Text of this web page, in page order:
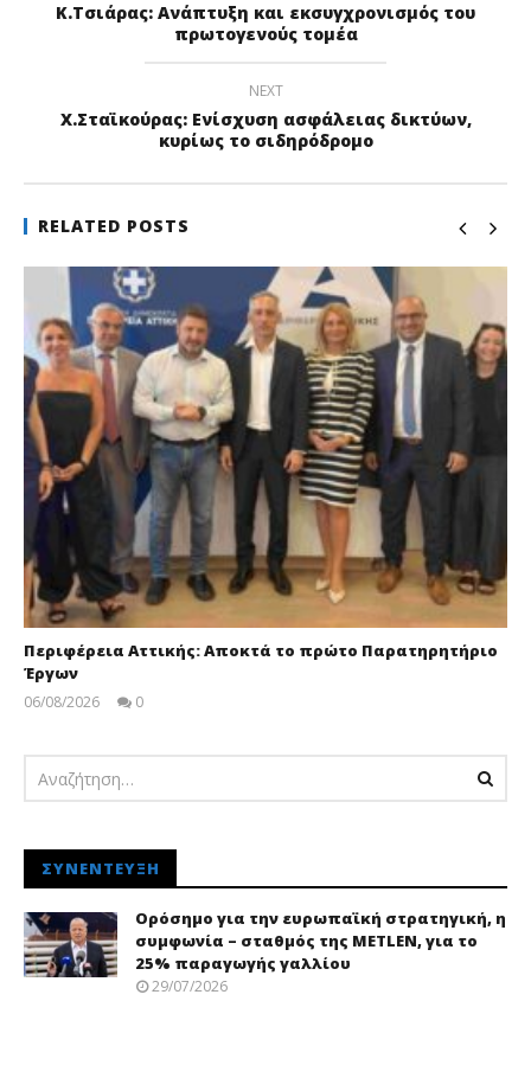
Κ.Τσιάρας: Ανάπτυξη και εκσυγχρονισμός του
πρωτογενούς τομέα
NEXT
Χ.Σταϊκούρας: Ενίσχυση ασφάλειας δικτύων,
κυρίως το σιδηρόδρομο
RELATED POSTS
Περιφέρεια Αττικής: Αποκτά το πρώτο Παρατηρητήριο
Έργων
06/08/2026
0
ΣΥΝΈΝΤΕΥΞΗ
Ορόσημο για την ευρωπαϊκή στρατηγική, η
συμφωνία – σταθμός της METLEN, για το
25% παραγωγής γαλλίου
29/07/2026